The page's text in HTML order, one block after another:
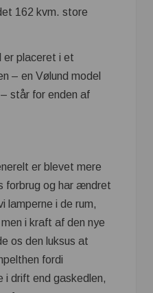
162 kvm. store
placeret i et
– en Vølund model
står for enden af
er blevet mere
forbrug og har ændret
lamperne i de rum,
i kraft af den nye
os den luksus at
fordi
i drift end gaskedlen,